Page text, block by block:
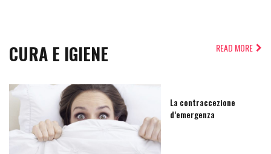
CURA E IGIENE READ MORE
La contraccezione
d’emergenza